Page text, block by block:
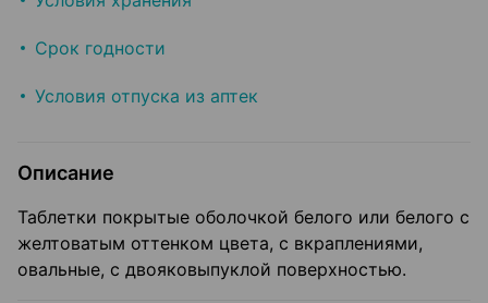
Срок годности
Условия отпуска из аптек
Описание
Таблетки покрытые оболочкой белого или белого с
желтоватым оттенком цвета, с вкраплениями,
овальные, с двояковыпуклой поверхностью.